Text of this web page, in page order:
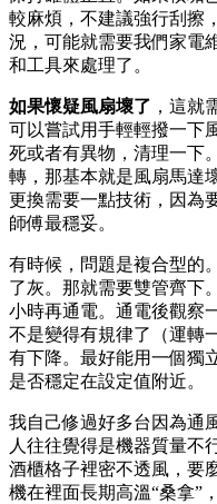
較麻煩，不建議強行刮擦
況，可能就需要我們家電
和工具來處理了。
如果懷疑風扇壞了 ，這就
可以嘗試用手輕輕撥一下
死或者有異物，清理一下
轉，那基本就是風扇馬達
更換需要一點技術，因為
師傅最穩妥。
有時候，問題是複合型的
了灰。那就需要雙管齊下
小時再通電。通電後觀察
不是變得有規律了（運轉
有下降。最好能用一個獨
是否穩定在設定值附近。
我自己修過好多台因為通
人往往覺得是機器質量不
酒櫃格子裡密不透風，要
機在裡面長期高溫“桑拿”